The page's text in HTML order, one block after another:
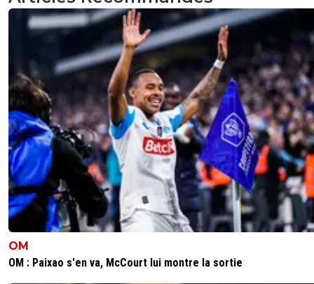
OM
OM : Paixao s'en va, McCourt lui montre la sortie